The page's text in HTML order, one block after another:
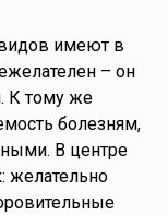
имеют в
– он
К тому же
болезням,
В центре
желательно